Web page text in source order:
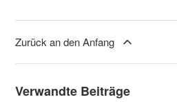
Zurück an den Anfang
Verwandte Beiträge